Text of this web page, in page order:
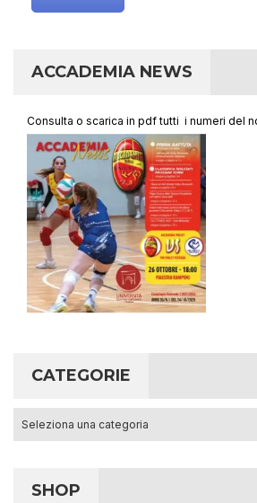
ACCADEMIA NEWS
Consulta o scarica in pdf tutti i numeri del
CATEGORIE
SHOP